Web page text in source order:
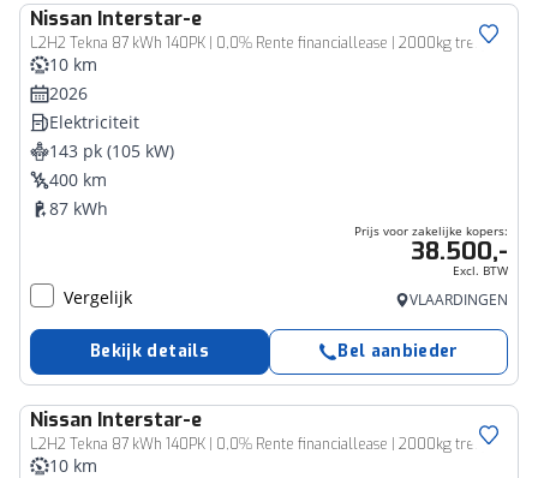
Nissan Interstar-e
L2H2 Tekna 87 kWh 140PK | 0,0% Rente financiallease | 2000kg trekgewicht | 410km WLTP-actieradius | achteruitrijcamera | Stoelverwarming | Apple-carplay/Android-Auto
Bedrijfswagen
10 km
2026
Elektriciteit
143 pk (105 kW)
400 km
87 kWh
Prijs voor zakelijke kopers:
38.500,-
Excl. BTW
Vergelijk VLAARDINGEN
Bekijk details Bel aanbieder
Nissan Interstar-e
L2H2 Tekna 87 kWh 140PK | 0,0% Rente financiallease | 2000kg trekgewicht | 410km WLTP-actieradius | achteruitrijcamera | Stoelverwarming | Apple-carplay/Android-Auto
Bedrijfswagen
10 km